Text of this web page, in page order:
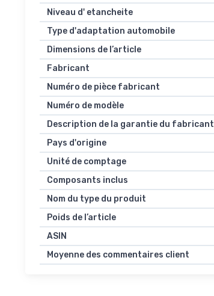
Niveau d' etancheite
Type d'adaptation automobile
Dimensions de l’article
Fabricant
Numéro de pièce fabricant
Numéro de modèle
Description de la garantie du fabricant
Pays d'origine
Unité de comptage
Composants inclus
Nom du type du produit
Poids de l’article
ASIN
Moyenne des commentaires client